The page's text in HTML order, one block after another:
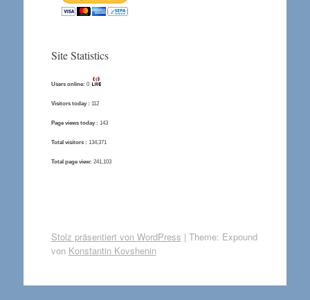
Site Statistics
Users online: 0
Visitors today : 112
Page views today : 143
Total visitors : 134,371
Total page view: 241,103
Stolz präsentiert von WordPress | Theme: Expound
von Konstantin Kovshenin